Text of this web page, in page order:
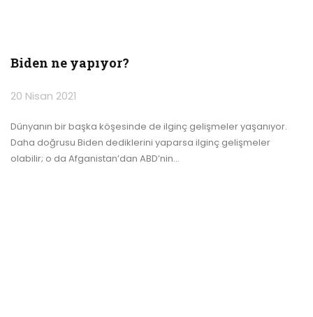
Biden ne yapıyor?
20 Nisan 2021
Dünyanın bir başka köşesinde de ilginç gelişmeler yaşanıyor.
Daha doğrusu Biden dediklerini yaparsa ilginç gelişmeler
olabilir; o da Afganistan’dan ABD’nin…